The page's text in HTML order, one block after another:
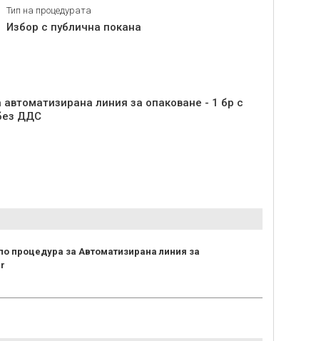
Тип на процедурата
Избор с публична покана
линия за опаковане - 1 бр с
ДДС
процедура за Автоматизирана линия за